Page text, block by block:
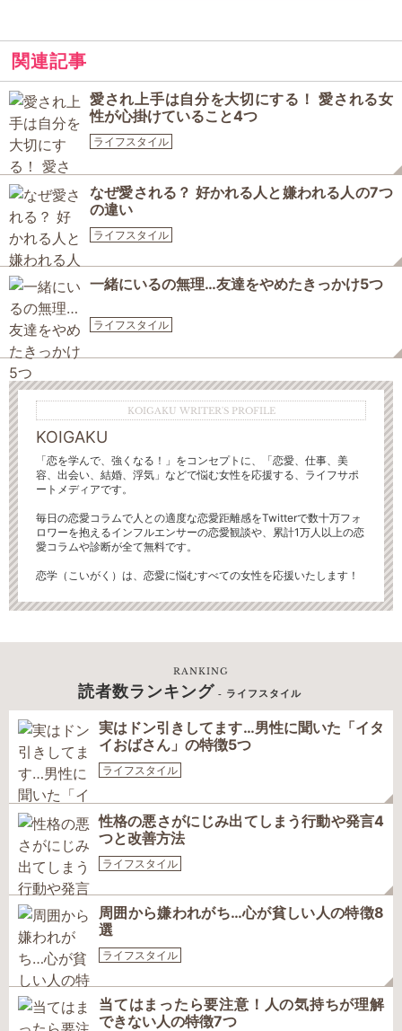
関連記事
愛され上手は自分を大切にする！ 愛される女
性が心掛けていること4つ
ライフスタイル
なぜ愛される？ 好かれる人と嫌われる人の7つ
の違い
ライフスタイル
一緒にいるの無理…友達をやめたきっかけ5つ
ライフスタイル
KOIGAKU WRITER'S PROFILE
KOIGAKU
「恋を学んで、強くなる！」をコンセプトに、「恋愛、仕事、美
容、出会い、結婚、浮気」などで悩む女性を応援する、ライフサポ
ートメディアです。
毎日の恋愛コラムで人との適度な恋愛距離感をTwitterで数十万フォ
ロワーを抱えるインフルエンサーの恋愛観談や、累計1万人以上の恋
愛コラムや診断が全て無料です。
恋学（こいがく）は、恋愛に悩むすべての女性を応援いたします！
RANKING
読者数ランキング - ライフスタイル
実はドン引きしてます…男性に聞いた「イタ
イおばさん」の特徴5つ
ライフスタイル
性格の悪さがにじみ出てしまう行動や発言4
つと改善方法
ライフスタイル
周囲から嫌われがち…心が貧しい人の特徴8
選
ライフスタイル
当てはまったら要注意！人の気持ちが理解
できない人の特徴7つ